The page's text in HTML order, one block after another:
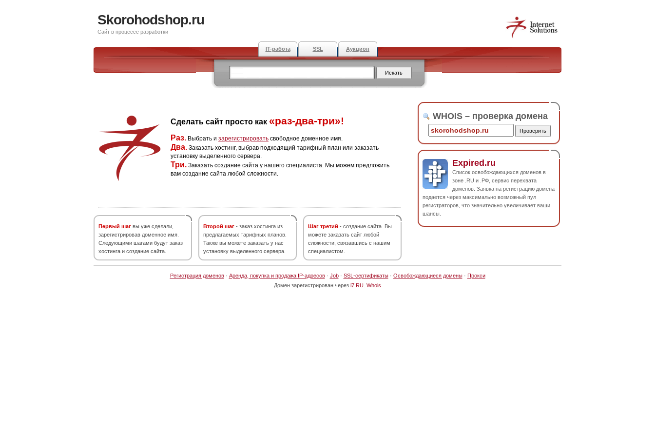
Skorohodshop.ru
Сайт в процессе разработки
IT-работа SSL Аукцион
Сделать сайт просто как «раз-два-три»!
Раз. Выбрать и зарегистрировать свободное доменное имя.
Два. Заказать хостинг, выбрав подходящий тарифный план или заказать
установку выделенного сервера.
Три. Заказать создание сайта у нашего специалиста. Мы можем предложить
вам создание сайта любой сложности.
Первый шаг вы уже сделали,
зарегистрировав доменное имя.
Следующими шагами будут заказ
хостинга и создание сайта.
Второй шаг - заказ хостинга из
предлагаемых тарифных планов.
Также вы можете заказать у нас
установку выделенного сервера.
Шаг третий - создание сайта. Вы
можете заказать сайт любой
сложности, связавшись с нашим
специалистом.
WHOIS – проверка домена
Expired.ru
Список освобождающихся доменов в
зоне .RU и .РФ, сервис перехвата
доменов. Заявка на регистрацию домена
подается через максимально возможный пул
регистраторов, что значительно увеличивает ваши
шансы.
Регистрация доменов· Аренда, покупка и продажа IP-адресов· Job· SSL-сертификаты· Освобождающиеся домены· Прокси
Домен зарегистрирован через i7.RU Whois